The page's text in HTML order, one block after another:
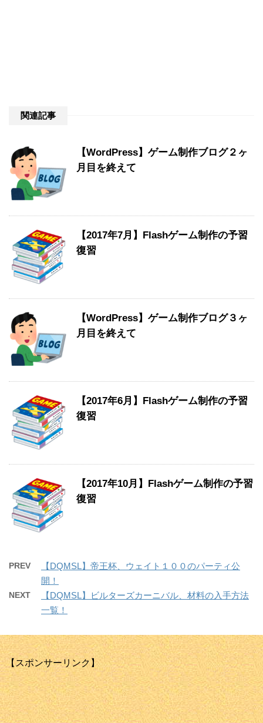
関連記事
【WordPress】ゲーム制作ブログ２ヶ
月目を終えて
【2017年7月】Flashゲーム制作の予習
復習
【WordPress】ゲーム制作ブログ３ヶ
月目を終えて
【2017年6月】Flashゲーム制作の予習
復習
【2017年10月】Flashゲーム制作の予習
復習
PREV
【DQMSL】帝王杯、ウェイト１００のパーティ公
開！
NEXT
【DQMSL】ビルターズカーニバル、材料の入手方法
一覧！
【スポンサーリンク】